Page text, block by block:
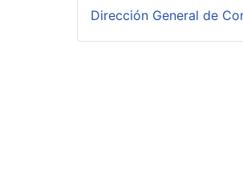
Dirección General de